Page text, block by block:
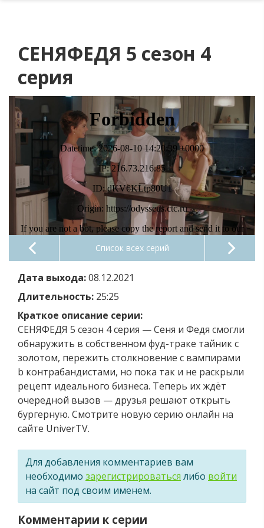
СЕНЯФЕДЯ 5 сезон 4
серия
Список всех серий
Дата выхода:08.12.2021
Длительность: 25:25
Краткое описание серии:
СЕНЯФЕДЯ 5 сезон 4 серия — Сеня и Федя смогли
обнаружить в собственном фуд-траке тайник с
золотом, пережить столкновение с вампирами
b контрабандистами, но пока так и не раскрыли
рецепт идеального бизнеса. Теперь их ждёт
очередной вызов — друзья решают открыть
бургерную. Смотрите новую серию онлайн на
сайте UniverTV.
Для добавления комментариев вам
необходимо зарегистрироваться либо войти
на сайт под своим именем.
Комментарии к серии